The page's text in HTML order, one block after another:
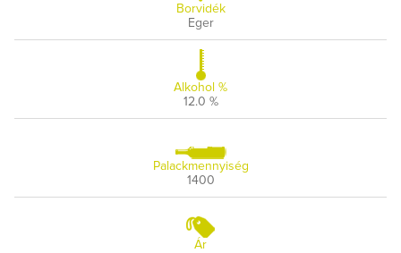
Borvidék
Eger
Alkohol %
12.0 %
Palackmennyiség
1400
Ár